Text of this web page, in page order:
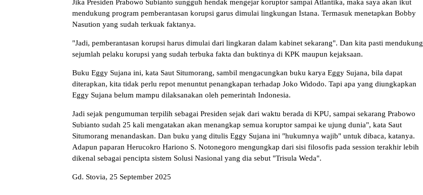
Jika Presiden Prabowo Subianto sungguh hendak mengejar koruptor sampai Atlantika, maka saya akan ikut
mendukung program pemberantasan korupsi garus dimulai lingkungan Istana. Termasuk menetapkan Bobby
Nasution yang sudah terkuak faktanya.
"Jadi, pemberantasan korupsi harus dimulai dari lingkaran dalam kabinet sekarang". Dan kita pasti mendukung
sejumlah pelaku korupsi yang sudah terbuka fakta dan buktinya di KPK maupun kejaksaan.
Buku Eggy Sujana ini, kata Saut Situmorang, sambil mengacungkan buku karya Eggy Sujana, bila dapat
diterapkan, kita tidak perlu repot menuntut penangkapan terhadap Joko Widodo. Tapi apa yang diungkapkan
Eggy Sujana belum mampu dilaksanakan oleh pemerintah Indonesia.
Jadi sejak pengumuman terpilih sebagai Presiden sejak dari waktu berada di KPU, sampai sekarang Prabowo
Subianto sudah 25 kali mengatakan akan menangkap semua koruptor sampai ke ujung dunia", kata Saut
Situmorang menandaskan. Dan buku yang ditulis Eggy Sujana ini "hukumnya wajib" untuk dibaca, katanya.
Adapun paparan Herucokro Hariono S. Notonegoro mengungkap dari sisi filosofis pada session terakhir lebih
dikenal sebagai pencipta sistem Solusi Nasional yang dia sebut "Trisula Weda".
Gd. Stovia, 25 September 2025